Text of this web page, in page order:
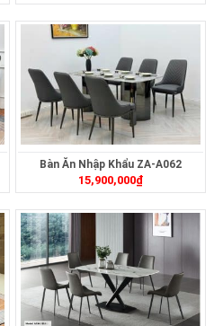
Bàn Ăn Nhập Khẩu ZA-A062
15,900,000₫